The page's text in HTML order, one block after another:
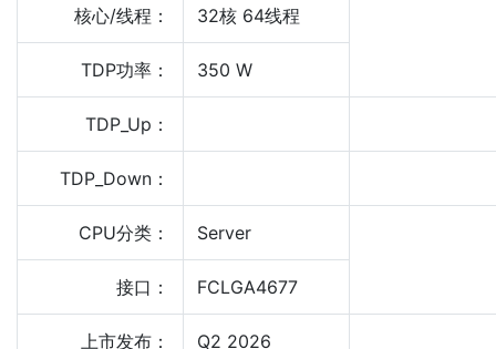
核心/线程： 32核 64线程
TDP功率： 350 W
TDP_Up：
TDP_Down：
CPU分类： Server
接口： FCLGA4677
上市发布： Q2 2026